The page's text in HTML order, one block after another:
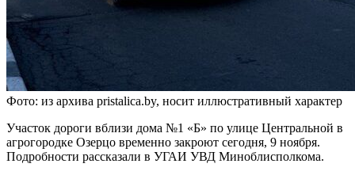
Фото: из архива pristalica.by, носит иллюстративный характер
Участок дороги вблизи дома №1 «Б» по улице Центральной в
агрогородке Озерцо временно закроют сегодня, 9 ноября.
Подробности рассказали в УГАИ УВД Миноблисполкома.